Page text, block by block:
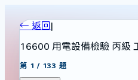
← 返回|
16600 用電設備檢驗 丙級
第 1 / 133 題